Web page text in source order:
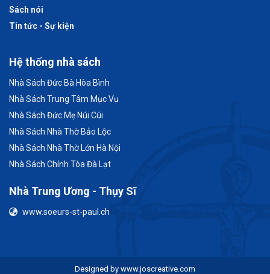
Sách nói
Tin tức - Sự kiện
Hệ thống nhà sách
Nhà Sách Đức Bà Hòa Bình
Nhà Sách Trung Tâm Mục Vụ
Nhà Sách Đức Mẹ Núi Cúi
Nhà Sách Nhà Thờ Bảo Lộc
Nhà Sách Nhà Thờ Lớn Hà Nội
Nhà Sách Chính Tòa Đà Lạt
Nhà Trung Ương - Thụy Sĩ
www.soeurs-st-paul.ch
Designed by www.joscreative.com